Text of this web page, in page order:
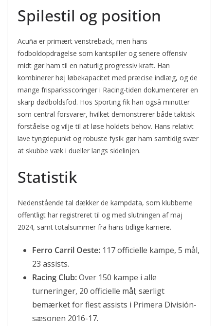
Spilestil og position
Acuña er primært venstreback, men hans
fodboldopdragelse som kantspiller og senere offensiv
midt gør ham til en naturlig progressiv kraft. Han
kombinerer høj løbekapacitet med præcise indlæg, og de
mange frisparksscoringer i Racing-tiden dokumenterer en
skarp dødboldsfod. Hos Sporting fik han også minutter
som central forsvarer, hvilket demonstrerer både taktisk
forståelse og vilje til at løse holdets behov. Hans relativt
lave tyngdepunkt og robuste fysik gør ham samtidig svær
at skubbe væk i dueller langs sidelinjen.
Statistik
Nedenstående tal dækker de kampdata, som klubberne
offentligt har registreret til og med slutningen af maj
2024, samt totalsummer fra hans tidlige karriere.
Ferro Carril Oeste: 117 officielle kampe, 5 mål,
23 assists.
Racing Club:Over 150 kampe i alle
turneringer, 20 officielle mål; særligt
bemærket for flest assists i Primera División-
sæsonen 2016-17.